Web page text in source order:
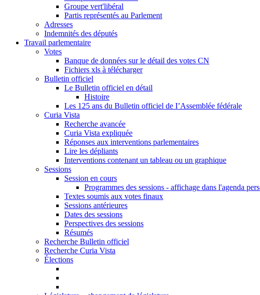
Groupe vert'libéral
Partis représentés au Parlement
Adresses
Indemnités des députés
Travail parlementaire
Votes
Banque de données sur le détail des votes CN
Fichiers xls à télécharger
Bulletin officiel
Le Bulletin officiel en détail
Histoire
Les 125 ans du Bulletin officiel de I’Assemblée fédérale
Curia Vista
Recherche avancée
Curia Vista expliquée
Réponses aux interventions parlementaires
Lire les dépliants
Interventions contenant un tableau ou un graphique
Sessions
Session en cours
Programmes des sessions - affichage dans l'agenda
Textes soumis aux votes finaux
Sessions antérieures
Dates des sessions
Perspectives des sessions
Résumés
Recherche Bulletin officiel
Recherche Curia Vista
Élections